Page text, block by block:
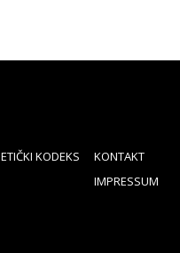
ETIČKI KODEKS
KONTAKT
IMPRESSUM